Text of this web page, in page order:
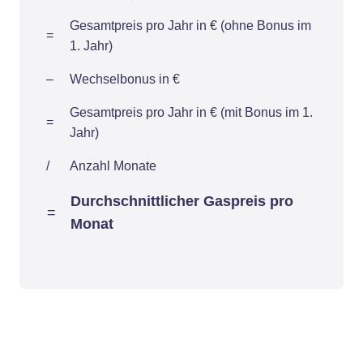
=
Gesamtpreis pro Jahr in € (ohne Bonus im
1. Jahr)
– Wechselbonus in €
=
Gesamtpreis pro Jahr in € (mit Bonus im 1.
Jahr)
/ Anzahl Monate
=
Durchschnittlicher Gaspreis pro
Monat